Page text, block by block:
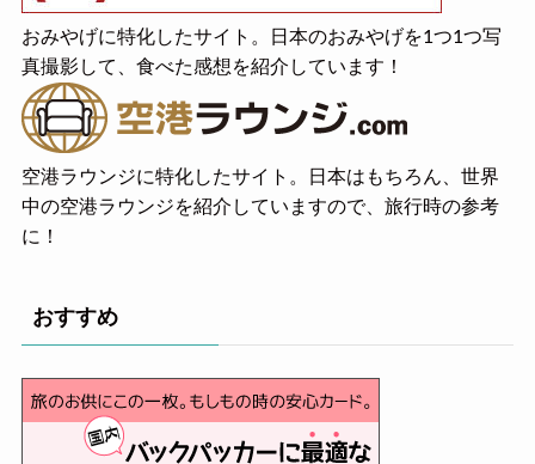
おみやげに特化したサイト。日本のおみやげを1つ1つ写
真撮影して、食べた感想を紹介しています！
空港ラウンジに特化したサイト。日本はもちろん、世界
中の空港ラウンジを紹介していますので、旅行時の参考
に！
おすすめ